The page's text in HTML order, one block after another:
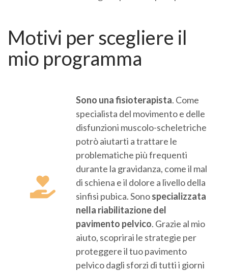
Motivi per scegliere il
mio programma
Sono una fisioterapista. Come
specialista del movimento e delle
disfunzioni muscolo-scheletriche
potrò aiutarti a trattare le
problematiche più frequenti
durante la gravidanza, come il mal
di schiena e il dolore a livello della
sinfisi pubica. Sonospecializzata
nella riabilitazione del
pavimento pelvico. Grazie al mio
aiuto, scoprirai le strategie per
proteggere il tuo pavimento
pelvico dagli sforzi di tutti i giorni